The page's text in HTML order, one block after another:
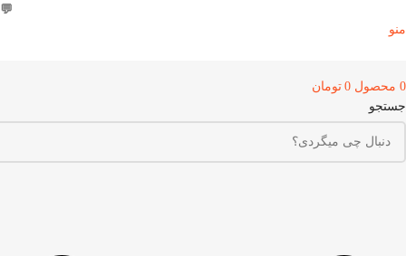
💬
منو
0 محصول 0 تومان
جستجو